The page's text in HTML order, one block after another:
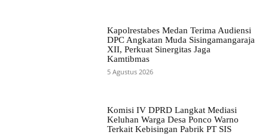
Kapolrestabes Medan Terima Audiensi
DPC Angkatan Muda Sisingamangaraja
XII, Perkuat Sinergitas Jaga
Kamtibmas
5 Agustus 2026
Komisi IV DPRD Langkat Mediasi
Keluhan Warga Desa Ponco Warno
Terkait Kebisingan Pabrik PT SIS